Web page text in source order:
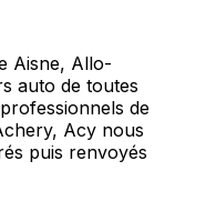
Aisne, Allo-
auto de toutes
de
Acy nous
puis renvoyés